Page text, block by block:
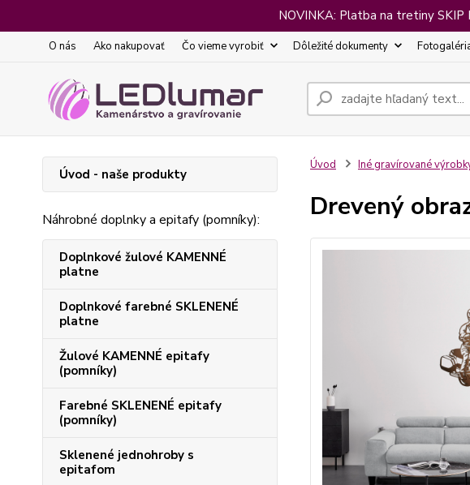
NOVINKA: Platba na tretiny SKIP
O nás Ako nakupovať Čo vieme vyrobiť Dôležité dokumenty
Úvod - naše produkty
Náhrobné doplnky a epitafy (pomníky):
Doplnkové žulové KAMENNÉ
platne
Doplnkové farebné SKLENENÉ
platne
Žulové KAMENNÉ epitafy
(pomníky)
Farebné SKLENENÉ epitafy
(pomníky)
Sklenené jednohroby s
epitafom
Úvod Iné gravírované
Drevený